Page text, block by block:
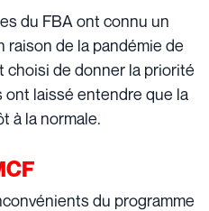
du FBA ont connu un
raison de la pandémie de
choisi de donner la priorité
laissé entendre que la
à la normale.
du programme